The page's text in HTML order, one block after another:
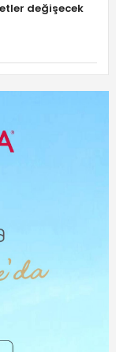
değişecek